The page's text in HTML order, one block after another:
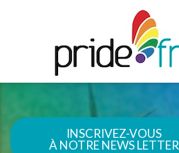
INSCRIVEZ-VOUS
À NOTRE NEWS LETTER